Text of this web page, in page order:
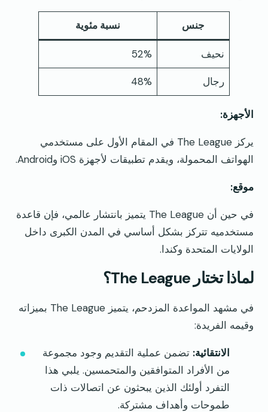
جنس نسبة مئوية
نحيف 52%
رجال 48%
الأجهزة:
يركز The League في المقام الأول على مستخدمي
الهواتف المحمولة، ويقدم تطبيقات لأجهزة iOS وAndroid.
موقع:
في حين أن The League يتميز بانتشار عالمي، فإن قاعدة
مستخدميه تتركز بشكل أساسي في المدن الكبرى داخل
الولايات المتحدة وكندا.
لماذا تختار The League؟
في مشهد المواعدة المزدحم، يتميز The League بميزاته
وقيمه الفريدة:
الانتقائية: تضمن عملية التقديم وجود مجموعة
من الأفراد المتوافقين والمتحمسين. يلبي هذا
التفرد أولئك الذين يبحثون عن اتصالات ذات
طموحات وأهداف مشتركة.